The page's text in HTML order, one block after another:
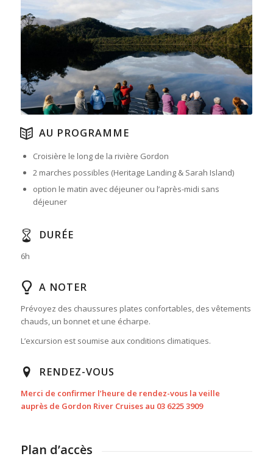
AU PROGRAMME
Croisière le long de la rivière Gordon
2 marches possibles (Heritage Landing & Sarah Island)
option le matin avec déjeuner ou l’après-midi sans
déjeuner
DURÉE
6h
A NOTER
Prévoyez des chaussures plates confortables, des vêtements
chauds, un bonnet et une écharpe.
L’excursion est soumise aux conditions climatiques.
RENDEZ-VOUS
Merci de confirmer l’heure de rendez-vous la veille
auprès de Gordon River Cruises au 03 6225 3909
Plan d’accès